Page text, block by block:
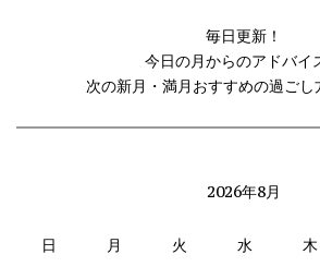
毎日更新！
今日の月からのアドバイ
次の新月・満月おすすめの過ごし
2026年8月
日 月 火 水 木